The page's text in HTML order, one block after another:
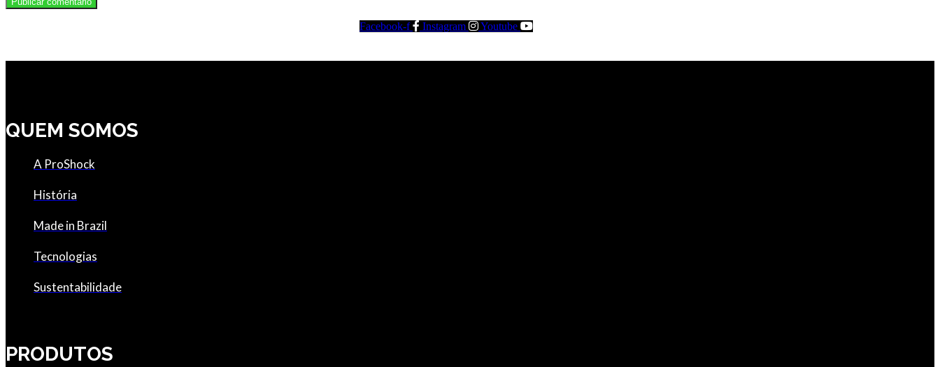
Facebook-f Instagram Youtube
QUEM SOMOS
A ProShock
História
Made in Brazil
Tecnologias
Sustentabilidade
PRODUTOS